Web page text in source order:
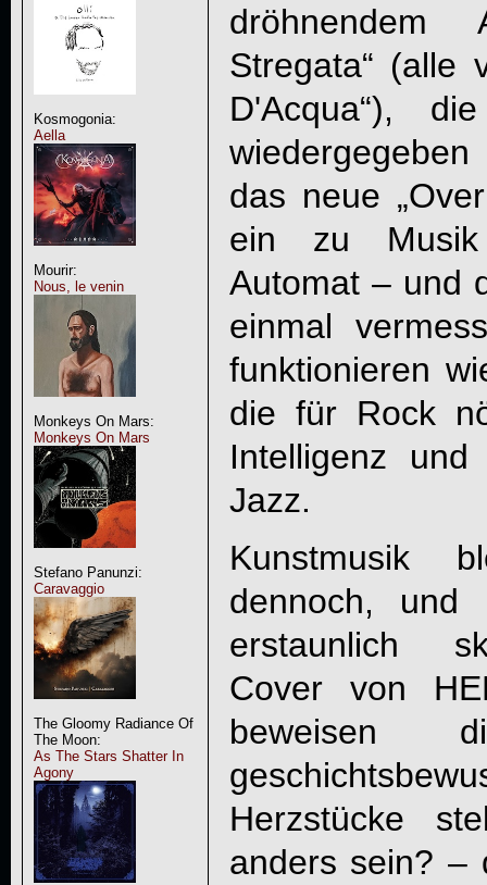
Kosmogonia:
Aella
Mourir:
Nous, le venin
Monkeys On Mars:
Monkeys On Mars
Stefano Panunzi:
Caravaggio
The Gloomy Radiance Of
The Moon:
As The Stars Shatter In
Agony
dröhnendem
Stregata“ (alle
D'Acqua“),
das neue
ein zu Musik
Automat – und
einmal
funktionieren
die für Rock
Intelligenz
Jazz.
Kunstmusik
dennoch,
erstaunlich
Cover von
beweisen
Herzstücke
anders sein? –